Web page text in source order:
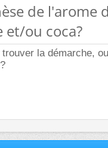
de l'arome
et/ou coca?
la démarche,